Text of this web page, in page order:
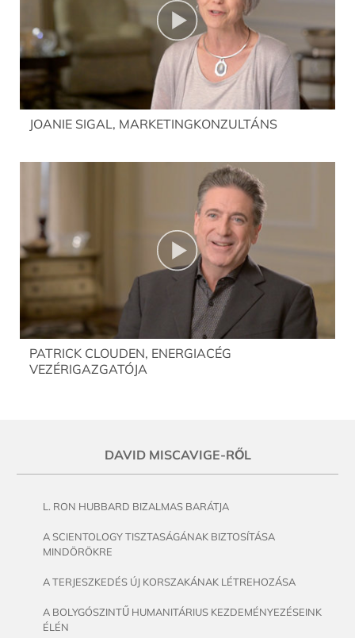
JOANIE SIGAL, MARKETINGKONZULTÁNS
PATRICK CLOUDEN, ENERGIACÉG
VEZÉRIGAZGATÓJA
DAVID MISCAVIGE-RŐL
L. RON HUBBARD BIZALMAS BARÁTJA
A SCIENTOLOGY TISZTASÁGÁNAK BIZTOSÍTÁSA
MINDÖRÖKRE
A TERJESZKEDÉS ÚJ KORSZAKÁNAK LÉTREHOZÁSA
A BOLYGÓSZINTŰ HUMANITÁRIUS KEZDEMÉNYEZÉSEINK
ÉLÉN